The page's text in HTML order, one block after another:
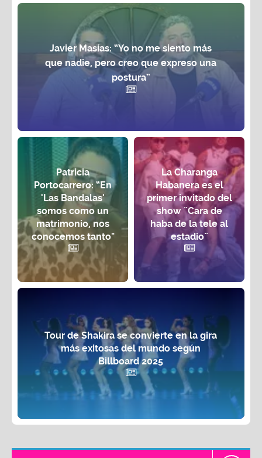
Javier Masías: “Yo no me siento más
que nadie, pero creo que expreso una
postura”
Patricia
Portocarrero: “En
'Las Bandalas'
somos como un
matrimonio, nos
conocemos tanto"
La Charanga
Habanera es el
primer invitado del
show ¨Cara de
haba de la tele al
estadio¨
Tour de Shakira se convierte en la gira
más exitosas del mundo según
Billboard 2025